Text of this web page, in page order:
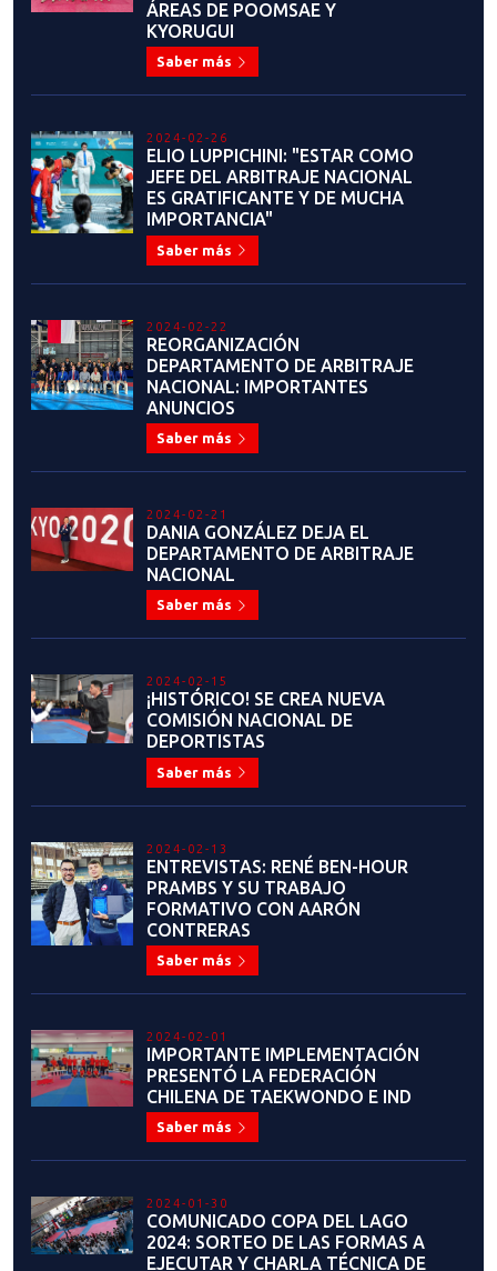
ÁREAS DE POOMSAE Y
KYORUGUI
Saber más
2024-02-26
ELIO LUPPICHINI: "ESTAR COMO
JEFE DEL ARBITRAJE NACIONAL
ES GRATIFICANTE Y DE MUCHA
IMPORTANCIA"
Saber más
2024-02-22
REORGANIZACIÓN
DEPARTAMENTO DE ARBITRAJE
NACIONAL: IMPORTANTES
ANUNCIOS
Saber más
2024-02-21
DANIA GONZÁLEZ DEJA EL
DEPARTAMENTO DE ARBITRAJE
NACIONAL
Saber más
2024-02-15
¡HISTÓRICO! SE CREA NUEVA
COMISIÓN NACIONAL DE
DEPORTISTAS
Saber más
2024-02-13
ENTREVISTAS: RENÉ BEN-HOUR
PRAMBS Y SU TRABAJO
FORMATIVO CON AARÓN
CONTRERAS
Saber más
2024-02-01
IMPORTANTE IMPLEMENTACIÓN
PRESENTÓ LA FEDERACIÓN
CHILENA DE TAEKWONDO E IND
Saber más
2024-01-30
COMUNICADO COPA DEL LAGO
2024: SORTEO DE LAS FORMAS A
EJECUTAR Y CHARLA TÉCNICA DE